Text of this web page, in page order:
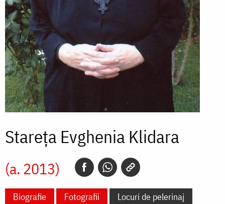
Stareța Evghenia Klidara
(a. 2013)
Biografie Fotografii
Locuri de pelerinaj